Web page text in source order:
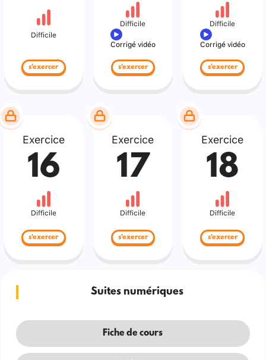
Difficile
s'exercer
Difficile
Corrigé vidéo
s'exercer
Difficile
Corrigé vidéo
s'exercer
Exercice
16
Difficile
s'exercer
Exercice
17
Difficile
s'exercer
Exercice
18
Difficile
s'exercer
Suites numériques
Fiche de cours